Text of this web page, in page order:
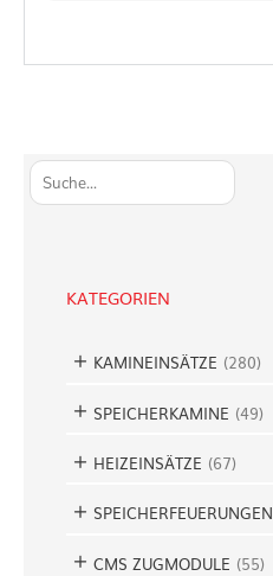
S
u
KATEGORIEN
KAMINEINSÄTZE (280)
SPEICHERKAMINE (49)
HEIZEINSÄTZE (67)
SPEICHERFEUERUNGEN
CMS ZUGMODULE (55)